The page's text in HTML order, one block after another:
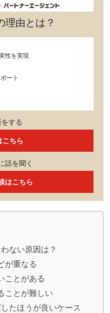
理由とは？
性を実現
ート
する
こちら
話を聞く
はこちら
ない原因は？
が重なる
ことがある
ことが難しい
たほうが良いケース